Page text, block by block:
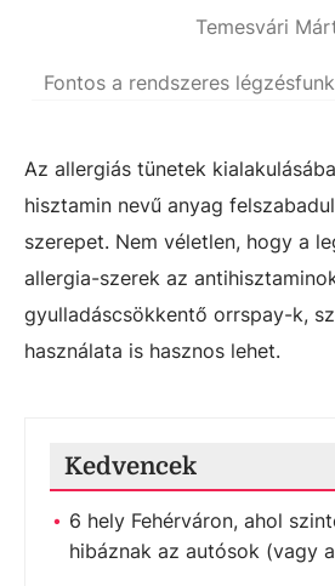
Temesvári
Fontos a rendszeres
Az allergiás tünetek
hisztamin nevű anyag
szerepet. Nem véletlen, hogy a
allergia-szerek az
gyulladáscsökkentő orrspay-k,
használata is hasznos lehet.
Kedvencek
6 hely Fehérváron, ahol
hibáznak az autósok (vagy